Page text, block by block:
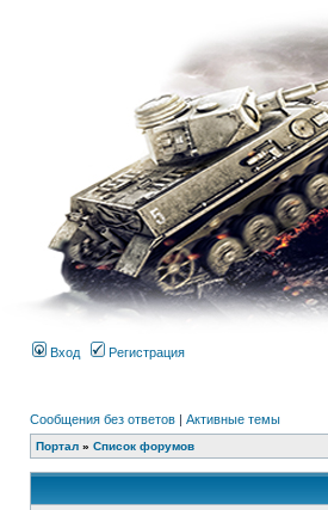
Вход Регистрация
Сообщения без ответов | Активные темы
Портал » Список форумов